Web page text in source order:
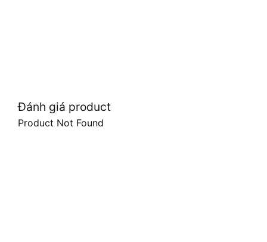
Đánh giá product
Product Not Found